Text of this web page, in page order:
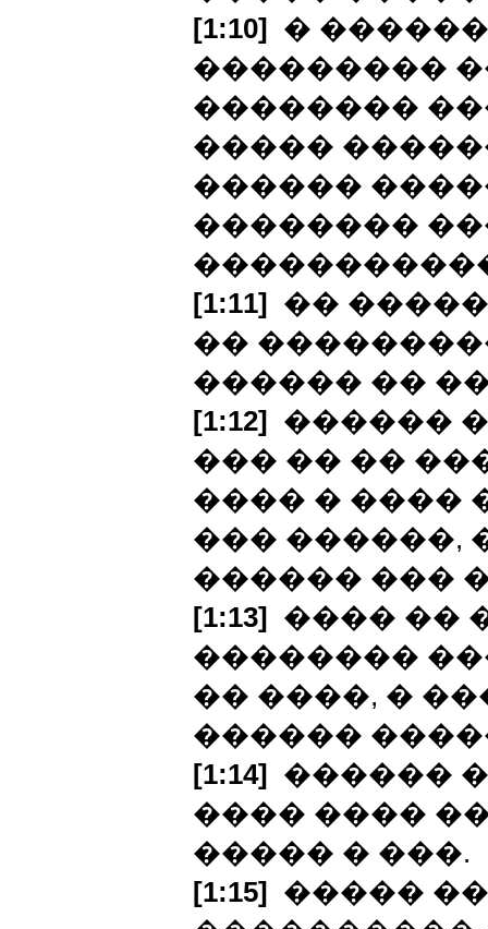
[1:10] �
���������
��������
�����
������
��������
[1:11] ��
��
������ ��
[1:12] ������
��� �� ��
���� � ����
��� ������,
������ ���
[1:13] ���� ��
��������
�� ����, �
������
[1:14] ������
���� ����
����� � ���.
[1:15] �����